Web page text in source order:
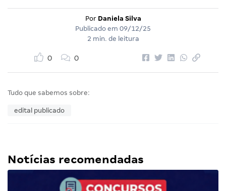
Por Daniela Silva
Publicado em 09/12/25
2 min. de leitura
0 0
Tudo que sabemos sobre:
edital publicado
Notícias recomendadas